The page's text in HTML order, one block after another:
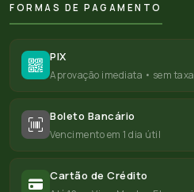
FORMAS DE PAGAMENTO
PIX
Aprovação imediata • sem
Boleto Bancário
Vencimento em 1 dia útil
Cartão de Crédito